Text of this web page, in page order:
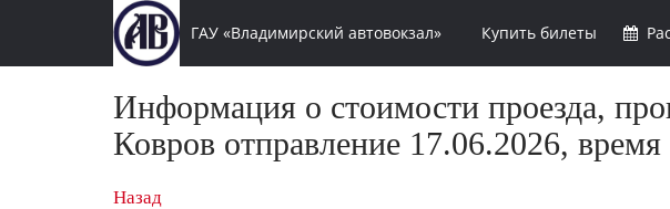
ГАУ «Владимирский автовокзал» Купить билеты
Информация о стоимости проезда,
Ковров отправление 17.06.2026,
Назад